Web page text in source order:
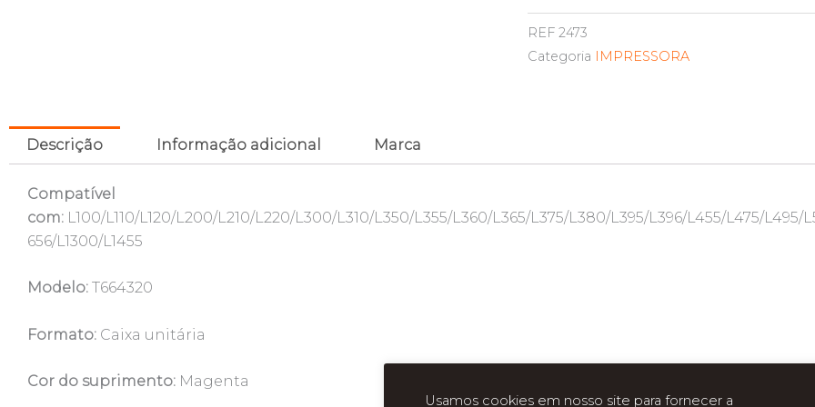
REF 2473
Categoria IMPRESSORA
Descrição Informação adicional Marca
Compatível
com: L100/L110/L120/L200/L210/L220/L300/L310/L350/L355/L360/L365/L375/L380/L395/L396/L455/L475/L495/
656/L1300/L1455
Modelo: T664320
Formato: Caixa unitária
Cor do suprimento: Magenta
Usamos cookies em nosso site para fornecer a